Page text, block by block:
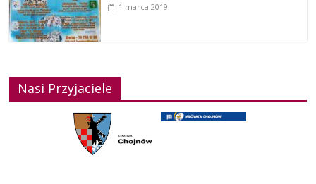
1 marca 2019
Nasi Przyjaciele